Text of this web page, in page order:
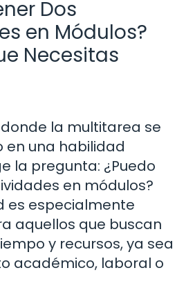
Dos
en Módulos?
Necesitas
la multitarea se
en una habilidad
la pregunta: ¿Puedo
en módulos?
es especialmente
aquellos que buscan
y recursos, ya sea
académico, laboral o